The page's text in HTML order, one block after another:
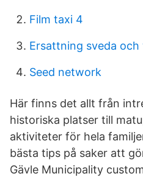
Film taxi 4
Ersattning sveda och
Seed network
Här finns det allt från
historiska platser till
aktiviteter för hela
bästa tips på saker att
Gävle Municipality